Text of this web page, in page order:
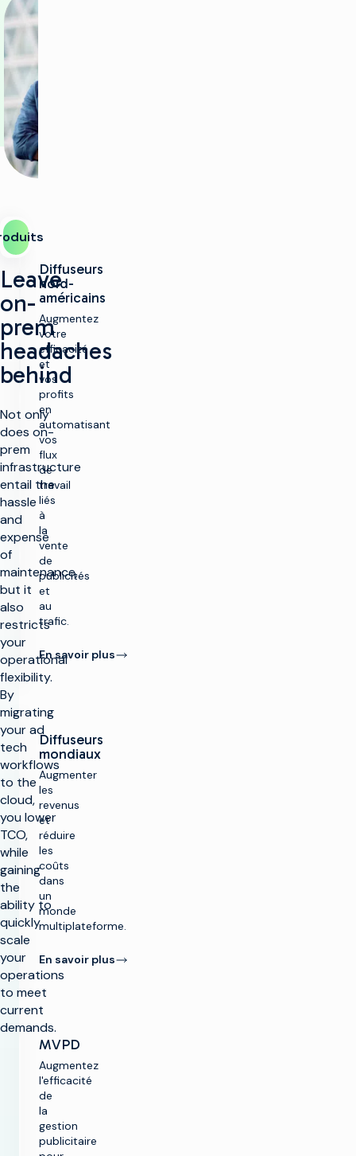
Leave
on-
prem
headaches
behind
Not only
does on-
prem
infrastructure
entail the
hassle
and
expense
of
maintenance,
but it
also
restricts
your
operational
flexibility.
By
migrating
your ad
tech
workflows
to the
cloud,
you lower
TCO,
while
gaining
the
ability to
quickly
scale
your
operations
to meet
current
demands.
Diffuseurs
nord-
américains
Augmentez
votre
efficacité
et
vos
profits
en
automatisant
vos
flux
de
travail
liés
à
la
vente
de
publicités
et
au
trafic.
En savoir plus
Diffuseurs
mondiaux
Augmenter
les
revenus
et
réduire
les
coûts
dans
un
monde
multiplateforme.
En savoir plus
MVPD
Augmentez
l'efficacité
de
la
gestion
publicitaire